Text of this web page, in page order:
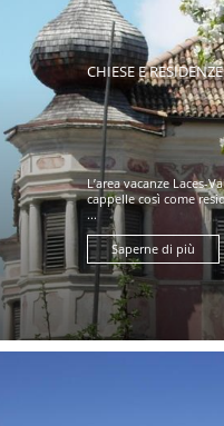
CHIESE E RESIDENZE
L’area vacanze Laces-
cappelle così come
...
Saperne di più